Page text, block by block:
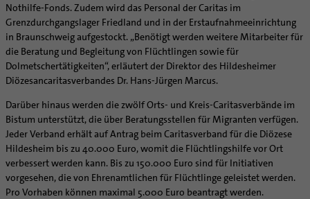
Nothilfe-Fonds. Zudem wird das Personal der Caritas im
Grenzdurchgangslager Friedland und in der Erstaufnahmeeinrichtung
in Braunschweig aufgestockt. „Benötigt werden weitere Mitarbeiter für
die Beratung und Begleitung von Flüchtlingen sowie für
Dolmetschertätigkeiten“, erläutert der Direktor des Hildesheimer
Diözesancaritasverbandes Dr. Hans-Jürgen Marcus.
Darüber hinaus werden die zwölf Orts- und Kreis-Caritasverbände im
Bistum unterstützt, die über Beratungsstellen für Migranten verfügen.
Jeder Verband erhält auf Antrag beim Caritasverband für die Diözese
Hildesheim bis zu 40.000 Euro, womit die Flüchtlingshilfe vor Ort
verbessert werden kann. Bis zu 150.000 Euro sind für Initiativen
vorgesehen, die von Ehrenamtlichen für Flüchtlinge geleistet werden.
Pro Vorhaben können maximal 5.000 Euro beantragt werden.